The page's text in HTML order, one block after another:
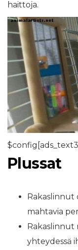
haittoja.
Plussat
Rakaslinnut
mahtavia
Rakaslinnut
yhteydessä